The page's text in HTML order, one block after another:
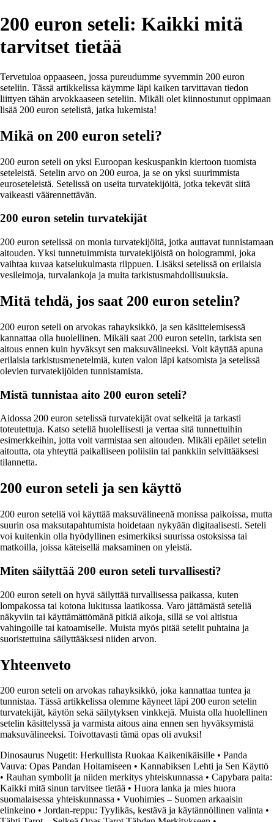
200 euron seteli: Kaikki mitä
tarvitset tietää
Tervetuloa oppaaseen, jossa pureudumme syvemmin 200 euron
seteliin. Tässä artikkelissa käymme läpi kaiken tarvittavan tiedon
liittyen tähän arvokkaaseen seteliin. Mikäli olet kiinnostunut oppimaan
lisää 200 euron setelistä, jatka lukemista!
Mikä on 200 euron seteli?
200 euron seteli on yksi Euroopan keskuspankin kiertoon tuomista
seteleistä. Setelin arvo on 200 euroa, ja se on yksi suurimmista
euroseteleistä. Setelissä on useita turvatekijöitä, jotka tekevät siitä
vaikeasti väärennettävän.
200 euron setelin turvatekijät
200 euron setelissä on monia turvatekijöitä, jotka auttavat tunnistamaan
aitouden. Yksi tunnetuimmista turvatekijöistä on hologrammi, joka
vaihtaa kuvaa katselukulmasta riippuen. Lisäksi setelissä on erilaisia
vesileimoja, turvalankoja ja muita tarkistusmahdollisuuksia.
Mitä tehdä, jos saat 200 euron setelin?
200 euron seteli on arvokas rahayksikkö, ja sen käsittelemisessä
kannattaa olla huolellinen. Mikäli saat 200 euron setelin, tarkista sen
aitous ennen kuin hyväksyt sen maksuvälineeksi. Voit käyttää apuna
erilaisia tarkistusmenetelmiä, kuten valon läpi katsomista ja setelissä
olevien turvatekijöiden tunnistamista.
Mistä tunnistaa aito 200 euron seteli?
Aidossa 200 euron setelissä turvatekijät ovat selkeitä ja tarkasti
toteutettuja. Katso seteliä huolellisesti ja vertaa sitä tunnettuihin
esimerkkeihin, jotta voit varmistaa sen aitouden. Mikäli epäilet setelin
aitoutta, ota yhteyttä paikalliseen poliisiin tai pankkiin selvittääksesi
tilannetta.
200 euron seteli ja sen käyttö
200 euron seteliä voi käyttää maksuvälineenä monissa paikoissa, mutta
suurin osa maksutapahtumista hoidetaan nykyään digitaalisesti. Seteli
voi kuitenkin olla hyödyllinen esimerkiksi suurissa ostoksissa tai
matkoilla, joissa käteisellä maksaminen on yleistä.
Miten säilyttää 200 euron seteli turvallisesti?
200 euron seteli on hyvä säilyttää turvallisessa paikassa, kuten
lompakossa tai kotona lukitussa laatikossa. Varo jättämästä seteliä
näkyviin tai käyttämättömänä pitkiä aikoja, sillä se voi altistua
vahingoille tai katoamiselle. Muista myös pitää setelit puhtaina ja
suoristettuina säilyttääksesi niiden arvon.
Yhteenveto
200 euron seteli on arvokas rahayksikkö, joka kannattaa tuntea ja
tunnistaa. Tässä artikkelissa olemme käyneet läpi 200 euron setelin
turvatekijät, käytön sekä säilytyksen vinkkejä. Muista olla huolellinen
setelin käsittelyssä ja varmista aitous aina ennen sen hyväksymistä
maksuvälineeksi. Toivottavasti tämä opas oli avuksi!
Dinosaurus Nugetit: Herkullista Ruokaa Kaikenikäisille • Panda
Vauva: Opas Pandan Hoitamiseen • Kannabiksen Lehti ja Sen Käyttö
• Rauhan symbolit ja niiden merkitys yhteiskunnassa • Capybara paita:
Kaikki mitä sinun tarvitsee tietää • Huora lanka ja mies huora
suomalaisessa yhteiskunnassa • Vuohimies – Suomen arkaaisin
elinkeino • Jordan-reppu: Tyylikäs, kestävä ja käytännöllinen valinta •